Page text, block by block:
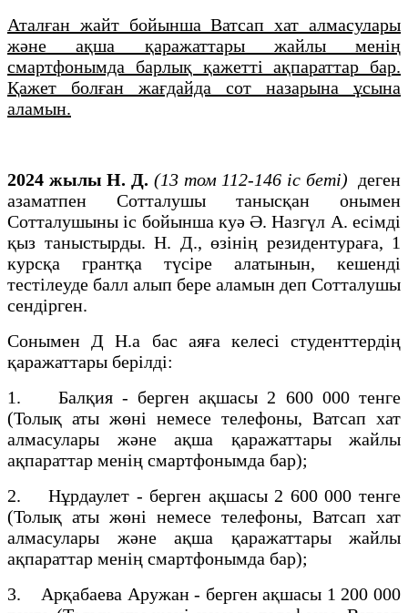
Аталған жайт бойынша Ватсап хат алмасулары
және ақша қаражаттары жайлы менің
смартфонымда барлық қажетті ақпараттар бар.
Қажет болған жағдайда сот назарына ұсына
аламын.
2024 жылы Н. Д. (13 том 112-146 іс беті) деген
азаматпен Сотталушы танысқан онымен
Сотталушыны іс бойынша куә Ә. Назгүл А. есімді
қыз таныстырды. Н. Д., өзінің резидентураға, 1
курсқа грантқа түсіре алатынын, кешенді
тестілеуде балл алып бере аламын деп Сотталушы
сендірген.
Сонымен Д Н.а бас аяға келесі студенттердің
қаражаттары берілді:
1. Балқия - берген ақшасы 2 600 000 тенге
(Толық аты жөні немесе телефоны, Ватсап хат
алмасулары және ақша қаражаттары жайлы
ақпараттар менің смартфонымда бар);
2. Нұрдаулет - берген ақшасы 2 600 000 тенге
(Толық аты жөні немесе телефоны, Ватсап хат
алмасулары және ақша қаражаттары жайлы
ақпараттар менің смартфонымда бар);
3. Арқабаева Аружан - берген ақшасы 1 200 000